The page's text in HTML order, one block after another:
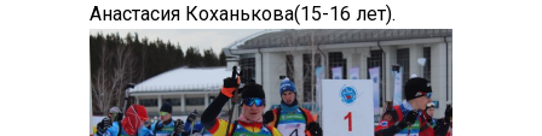
Анастасия Коханькова(15-16 лет).